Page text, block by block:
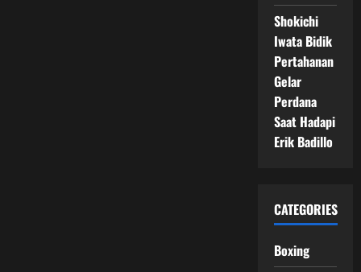
Shokichi
Iwata Bidik
Pertahanan
Gelar
Perdana
Saat Hadapi
Erik Badillo
CATEGORIES
Boxing